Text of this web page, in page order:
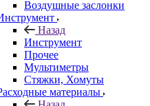
Воздушные заслонки
Назад
Инструмент
Прочее
Мультиметры
Стяжки, Хомуты
материалы